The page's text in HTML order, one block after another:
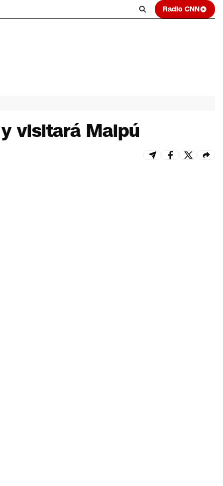
Radio CNN
visitará Maipú